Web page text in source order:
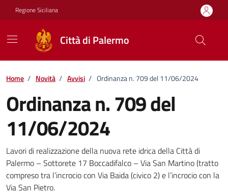
Vai ai contenuti
Vai al footer
Regione Siciliana
Città di Palermo
Home / Novità / Avvisi / Ordinanza n. 709 del 11/06/2024
Ordinanza n. 709 del
11/06/2024
Dettagli della notizia
Lavori di realizzazione della nuova rete idrica della Città di
Palermo – Sottorete 17 Boccadifalco – Via San Martino (tratto
compreso tra l’incrocio con Via Baida (civico 2) e l’incrocio con la
Via San Pietro.